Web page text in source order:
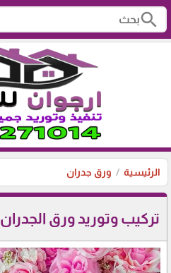
search
الرئيسية ورق جدران
تركيب وتوريد ورق الجدران